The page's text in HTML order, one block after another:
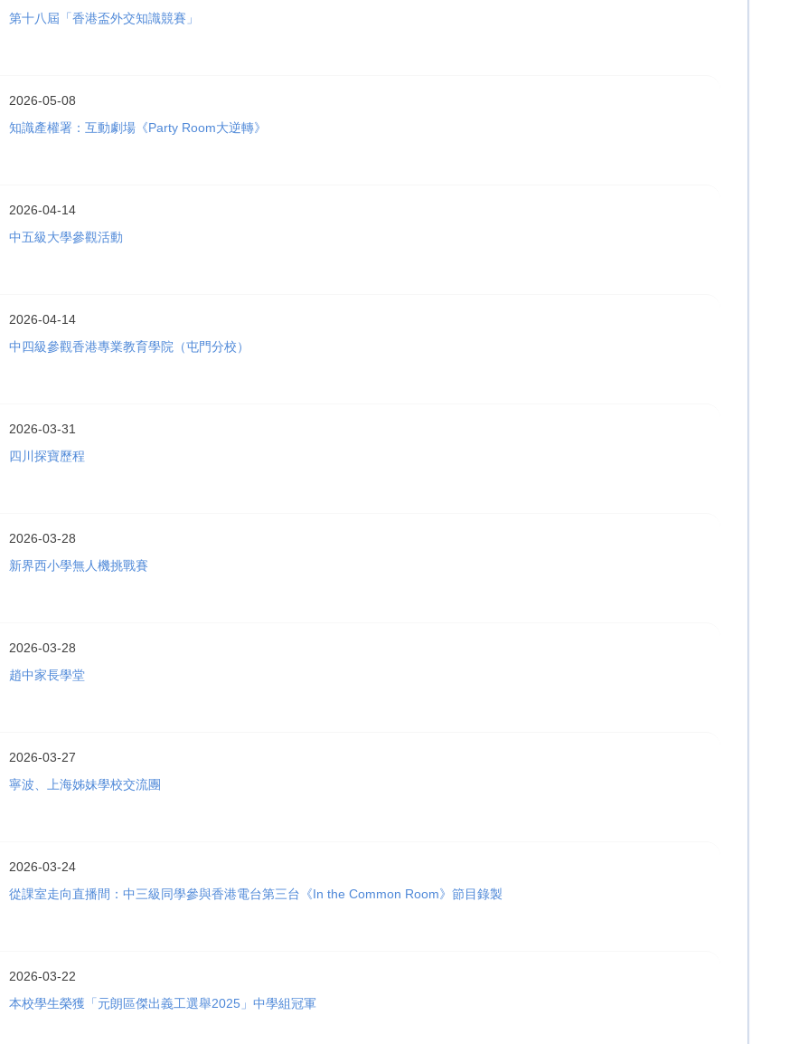
第十八屆「香港盃外交知識競賽」
2026-05-08
知識產權署：互動劇場《Party Room大逆轉》
2026-04-14
中五級大學參觀活動
2026-04-14
中四級參觀香港專業教育學院（屯門分校）
2026-03-31
四川探寶歷程
2026-03-28
新界西小學無人機挑戰賽
2026-03-28
趙中家長學堂
2026-03-27
寧波、上海姊妹學校交流團
2026-03-24
從課室走向直播間：中三級同學參與香港電台第三台《In the Common Room》節目錄製
2026-03-22
本校學生榮獲「元朗區傑出義工選舉2025」中學組冠軍